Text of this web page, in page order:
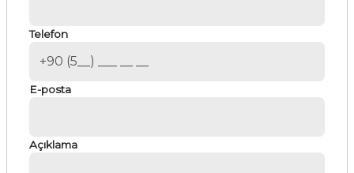
Telefon
E-posta
Açıklama